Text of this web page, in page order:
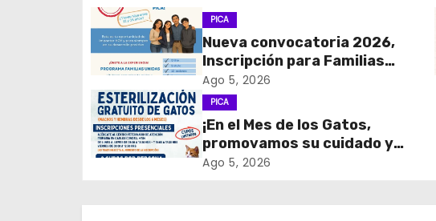
g
a
c
i
ó
PICA
Nueva convocatoria 2026,
Inscripción para Familias
Unidas
Ago 5, 2026
PICA
¡En el Mes de los Gatos,
promovamos su cuidado y
tenencia responsable!
Ago 5, 2026